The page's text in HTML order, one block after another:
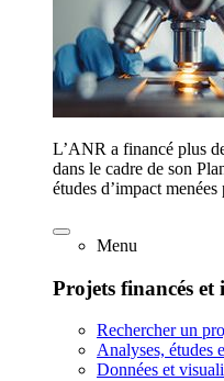
L’ANR a financé plus
dans le cadre de son
études d’impact
Menu
Projets financés et
Rechercher un
Analyses, études
Données et